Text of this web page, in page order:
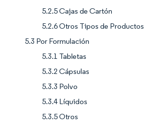
5.2.5 Cajas de Cartón
5.2.6 Otros Tipos de Productos
5.3 Por Formulación
5.3.1 Tabletas
5.3.2 Cápsulas
5.3.3 Polvo
5.3.4 Líquidos
5.3.5 Otros